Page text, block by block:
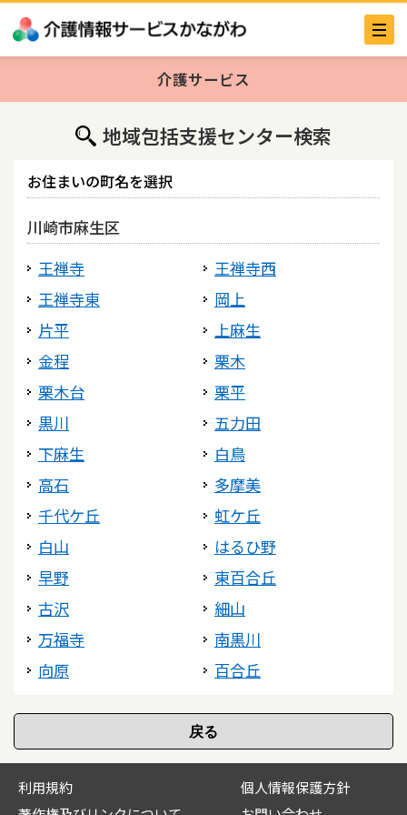
介護サービス
地域包括支援センター検索
お住まいの町名を選択
川崎市麻生区
王禅寺
王禅寺西
王禅寺東
岡上
片平
上麻生
金程
栗木
栗木台
栗平
黒川
五力田
下麻生
白鳥
高石
多摩美
千代ケ丘
虹ケ丘
白山
はるひ野
早野
東百合丘
古沢
細山
万福寺
南黒川
向原
百合丘
利用規約
個人情報保護方針